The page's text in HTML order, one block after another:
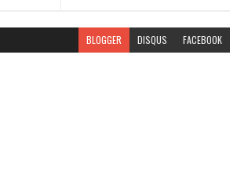
BLOGGER DISQUS FACEBOOK